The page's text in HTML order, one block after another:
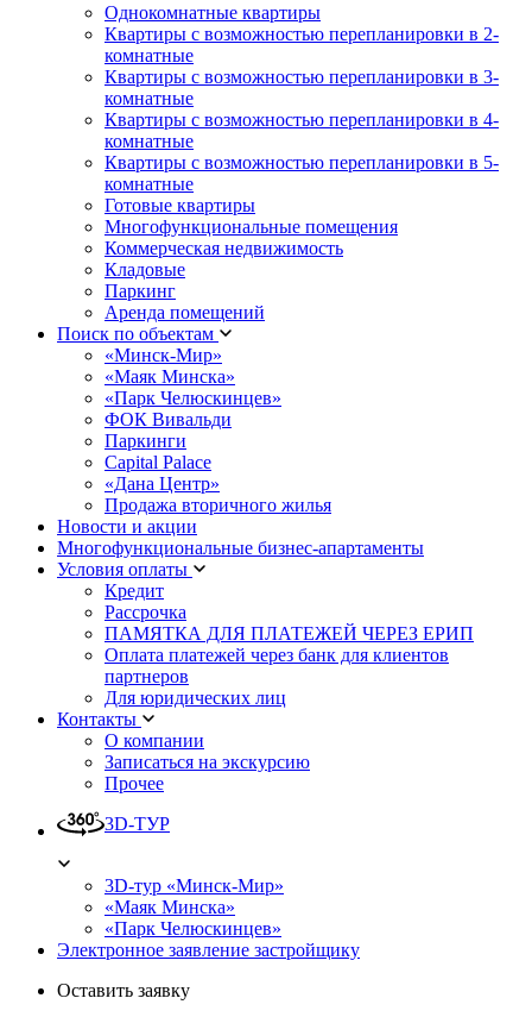
Однокомнатные квартиры
Квартиры с возможностью перепланировки в 2-
комнатные
Квартиры с возможностью перепланировки в 3-
комнатные
Квартиры с возможностью перепланировки в 4-
комнатные
Квартиры с возможностью перепланировки в 5-
комнатные
Готовые квартиры
Многофункциональные помещения
Коммерческая недвижимость
Кладовые
Паркинг
Аренда помещений
Поиск по объектам
«Минск-Мир»
«Маяк Минска»
«Парк Челюскинцев»
ФОК Вивальди
Паркинги
Capital Palace
«Дана Центр»
Продажа вторичного жилья
Новости и акции
Многофункциональные бизнес-апартаменты
Условия оплаты
Кредит
Рассрочка
ПАМЯТКА ДЛЯ ПЛАТЕЖЕЙ ЧЕРЕЗ ЕРИП
Оплата платежей через банк для клиентов
партнеров
Для юридических лиц
Контакты
О компании
Записаться на экскурсию
Прочее
3D-ТУР
3D-тур «Минск-Мир»
«Маяк Минска»
«Парк Челюскинцев»
Электронное заявление застройщику
Оставить заявку